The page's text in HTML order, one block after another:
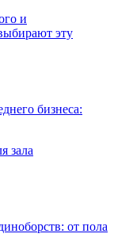
бизнеса:
от пола